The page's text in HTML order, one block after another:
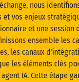
nous
vos enjeux
et une session
ensemble les
les canaux
les éléments clés
IA. Cette étape